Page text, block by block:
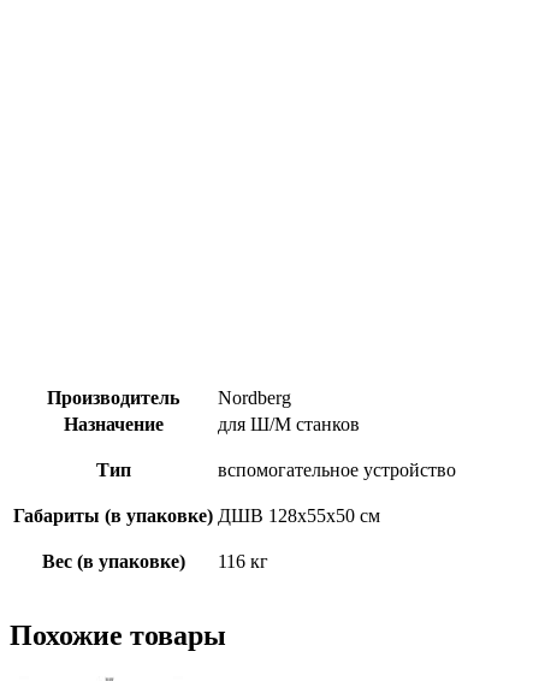
Производитель
Nordberg
Назначение
для Ш/М станков
Тип вспомогательное устройство
Габариты (в упаковке) ДШВ 128х55х50 см
Вес (в упаковке) 116 кг
Похожие товары